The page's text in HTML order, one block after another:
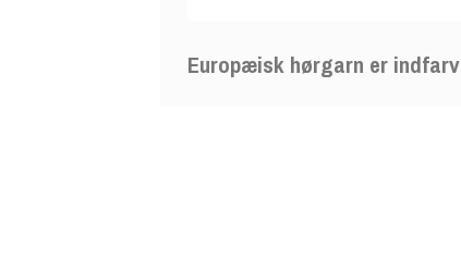
Europæisk hørgarn er